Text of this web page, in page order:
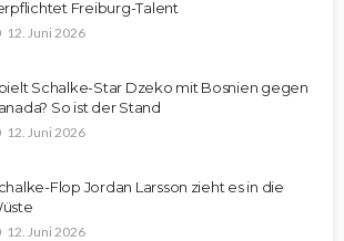
Freiburg-Talent
12. Juni 2026
Schalke-Star Dzeko mit Bosnien gegen
So ist der Stand
12. Juni 2026
Flop Jordan Larsson zieht es in die
12. Juni 2026